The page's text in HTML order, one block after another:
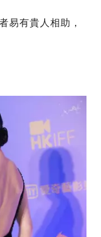
易有貴人相助，